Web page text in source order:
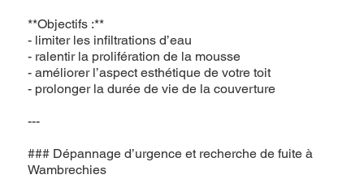
**Objectifs :**
- limiter les infiltrations d’eau
- ralentir la prolifération de la mousse
- améliorer l’aspect esthétique de votre toit
- prolonger la durée de vie de la couverture
---
### Dépannage d’urgence et recherche de fuite à
Wambrechies